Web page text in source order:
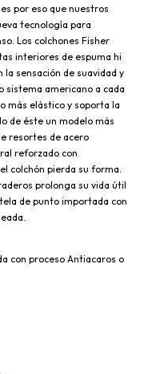
por eso que nuestros
tecnología para
Los colchones Fisher
interiores de espuma hi
sensación de suavidad y
sistema americano a cada
más elástico y soporta la
de éste un modelo más
resortes de acero
reforzado con
colchón pierda su forma.
prolonga su vida útil
de punto importada con
con proceso Antiacaros o